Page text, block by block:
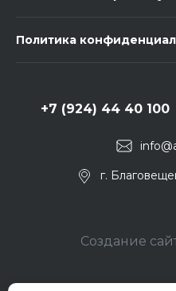
Политика
+7 (924) 44 40 100
г.
Создание